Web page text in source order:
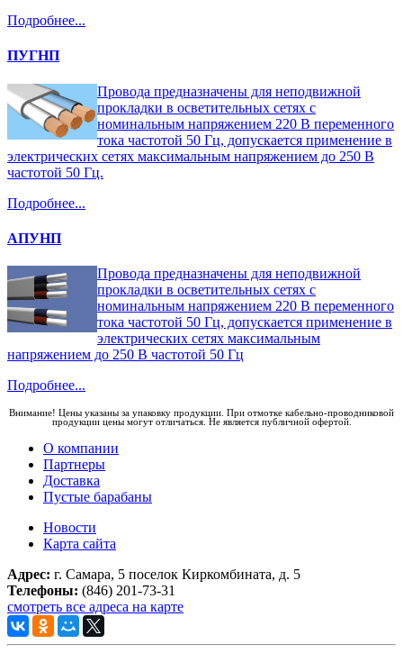
Подробнее...
ПУГНП
Провода предназначены для неподвижной
прокладки в осветительных сетях с
номинальным напряжением 220 В переменного
тока частотой 50 Гц, допускается применение в
электрических сетях максимальным напряжением до 250 В
частотой 50 Гц.
Подробнее...
АПУНП
Провода предназначены для неподвижной
прокладки в осветительных сетях с
номинальным напряжением 220 В переменного
тока частотой 50 Гц, допускается применение в
электрических сетях максимальным
напряжением до 250 В частотой 50 Гц
Подробнее...
Внимание! Цены указаны за упаковку продукции. При отмотке кабельно-проводниковой
продукции цены могут отличаться. Не является публичной офертой.
О компании
Партнеры
Доставка
Пустые барабаны
Новости
Карта сайта
Адрес: г. Самара, 5 поселок Киркомбината, д. 5
Телефоны: (846) 201-73-31
смотреть все адреса на карте